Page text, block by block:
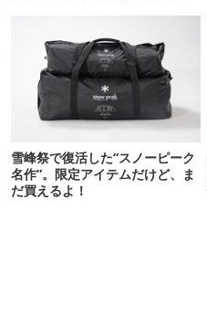
雪峰祭で復活した“スノーピーク
名作”。限定アイテムだけど、ま
だ買えるよ！